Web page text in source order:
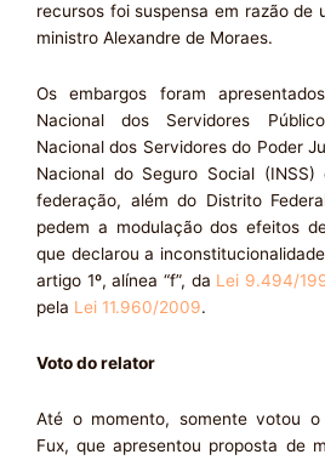
recursos foi suspensa em razão de
ministro Alexandre de Moraes.
Os embargos foram
Nacional dos Servidores
Nacional dos Servidores do Poder
Nacional do Seguro Social
federação, além do Distrito
pedem a modulação dos efeitos
que declarou a
artigo 1º, alínea “f”, da Lei 9.494/
pela Lei 11.960/2009.
Voto do relator
Até o momento, somente votou o
Fux, que apresentou proposta de